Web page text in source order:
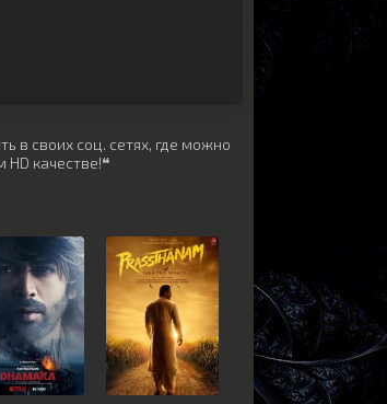
в своих соц. сетях, где можно
качестве!❝